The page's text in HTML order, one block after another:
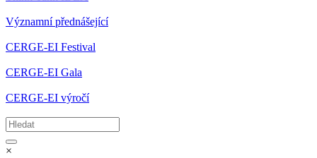
Významní přednášející
CERGE-EI Festival
CERGE-EI Gala
CERGE-EI výročí
×